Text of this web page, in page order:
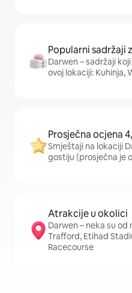
Popularni sadržaji
Darwen – sadržaji
ovoj lokaciji: Kuhinja,
Prosječna ocjena
Smještaji na lokaciji
gostiju (prosječna je
Atrakcije u okolici
Darwen – neka su
Trafford, Etihad
Racecourse